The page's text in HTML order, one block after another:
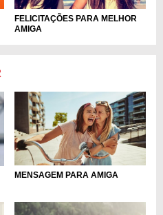
FELICITAÇÕES PARA MELHOR
AMIGA
MENSAGEM PARA AMIGA